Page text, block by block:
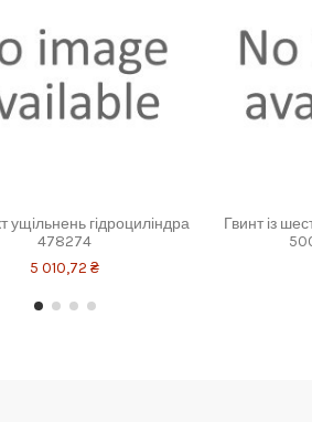
ущільнень гідроциліндра
478274
5 010,72 ₴
Гвинт із